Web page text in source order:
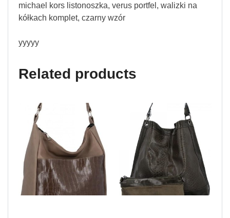
michael kors listonoszka, verus portfel, walizki na
kółkach komplet, czarny wzór
yyyyy
Related products